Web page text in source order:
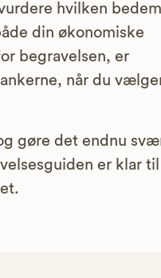
hvilken
din økonomiske
begravelsen, er
når du
gøre det endnu
er klar